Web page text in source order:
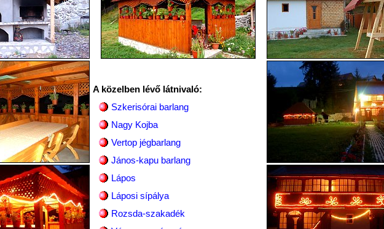
A közelben lévő látnivaló:
Szkerisórai barlang
Nagy Kojba
Vertop jégbarlang
János-kapu barlang
Lápos
Láposi sípálya
Rozsda-szakadék